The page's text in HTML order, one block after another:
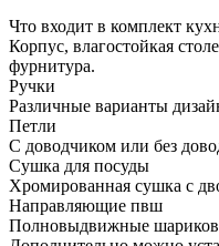
Что входит в комплект
Корпус, влагостойкая
фурнитура.
Ручки
Различные варианты
Петли
С доводчиком или без
Сушка для посуды
Хромированная сушка с
Направляющие пвш
Полновыдвижные